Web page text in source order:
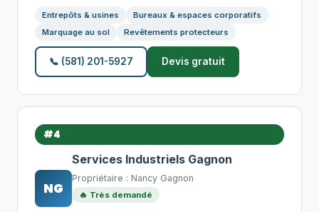
Entrepôts & usines
Bureaux & espaces corporatifs
Marquage au sol
Revêtements protecteurs
📞 (581) 201-5927 Devis gratuit
#4
NG
Services Industriels Gagnon
Propriétaire : Nancy Gagnon
🔥 Très demandé